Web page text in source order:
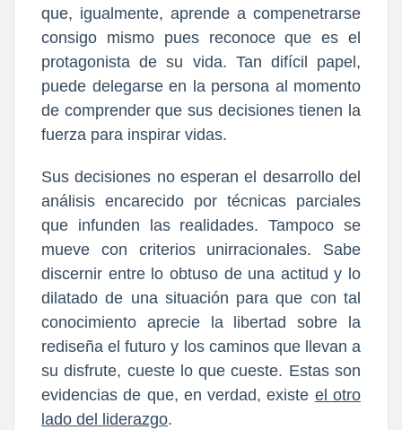
que, igualmente, aprende a compenetrarse
consigo mismo pues reconoce que es el
protagonista de su vida. Tan difícil papel,
puede delegarse en la persona al momento
de comprender que sus decisiones tienen la
fuerza para inspirar vidas.
Sus decisiones no esperan el desarrollo del
análisis encarecido por técnicas parciales
que infunden las realidades. Tampoco se
mueve con criterios unirracionales. Sabe
discernir entre lo obtuso de una actitud y lo
dilatado de una situación para que con tal
conocimiento aprecie la libertad sobre la
rediseña el futuro y los caminos que llevan a
su disfrute, cueste lo que cueste. Estas son
evidencias de que, en verdad, existe el otro
lado del liderazgo.